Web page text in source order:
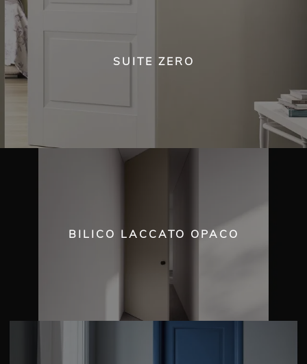
SUITE ZERO
BILICO LACCATO OPACO